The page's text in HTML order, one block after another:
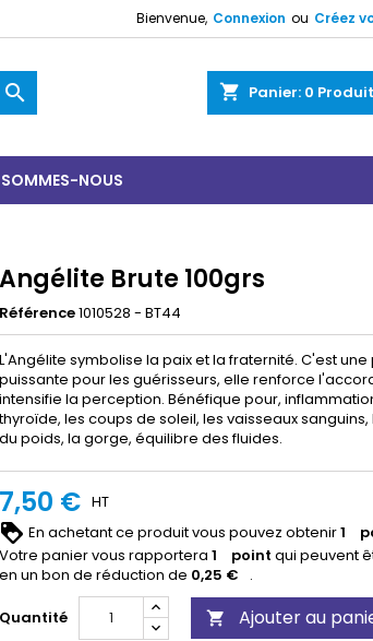
Bienvenue, Connexion ou Créez
shopping_cart Panier: 0

NOUS
Angélite Brute 100grs
Référence1010528 - BT44
L'Angélite symbolise la paix et la fraternité. C'est une
puissante pour les guérisseurs, elle renforce
intensifie la perception. Bénéfique pour,
thyroïde, les coups de soleil, les vaisseaux
du poids, la gorge, équilibre des fluides.
7,50 € HT
En achetant ce produit vous pouvez obtenir1
Votre panier vous rapportera 1 point qui peuvent
en un bon de réduction de 0,25 € .
Quantité  Ajouter au